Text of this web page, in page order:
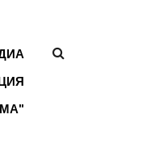
ФОРМА